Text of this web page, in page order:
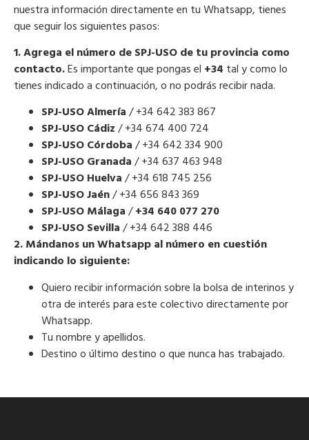
nuestra información directamente en tu Whatsapp, tienes
que seguir los siguientes pasos:
1. Agrega el número de SPJ-USO de tu provincia como
contacto.Es importante que pongas el +34 tal y como lo
tienes indicado a continuación, o no podrás recibir nada.
SPJ-USO Almería/ +34 642 383 867
SPJ-USO Cádiz/ +34 674 400 724
SPJ-USO Córdoba/ +34 642 334 900
SPJ-USO Granada/ +34 637 463 948
SPJ-USO Huelva/ +34 618 745 256
SPJ-USO Jaén/ +34 656 843 369
SPJ-USO Málaga/+34 640 077 270
SPJ-USO Sevilla/ +34 642 388 446
2. Mándanos un Whatsapp al número en cuestión
indicando lo siguiente:
Quiero recibir información sobre la bolsa de interinos y
otra de interés para este colectivo directamente por
Whatsapp.
Tu nombre y apellidos.
Destino o último destino o que nunca has trabajado.